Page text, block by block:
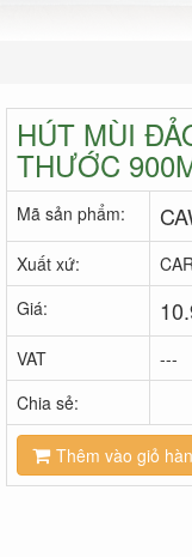
HÚT MÙI
THƯỚC
Mã sản phẩm:
Xuất xứ:
Giá:
VAT
---
Chia sẻ:
Thêm vào giỏ